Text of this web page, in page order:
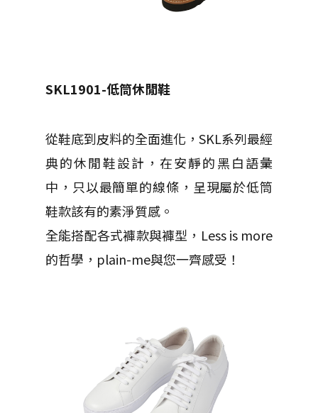
SKL1901-低筒休閒鞋
從鞋底到皮料的全面進化，SKL系列最經
典的休閒鞋設計，在安靜的黑白語彙
中，只以最簡單的線條，呈現屬於低筒
鞋款該有的素淨質感。
全能搭配各式褲款與褲型，Less is more
的哲學，plain-me與您一齊感受！